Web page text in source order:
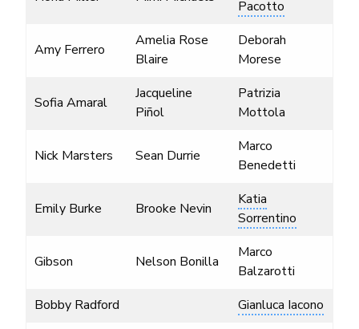
Pacotto
Amy Ferrero
Amelia Rose
Blaire
Deborah
Morese
Sofia Amaral
Jacqueline
Piñol
Patrizia
Mottola
Nick Marsters Sean Durrie
Marco
Benedetti
Emily Burke Brooke Nevin
Katia
Sorrentino
Gibson Nelson Bonilla
Marco
Balzarotti
Bobby Radford
Gianluca Iacono